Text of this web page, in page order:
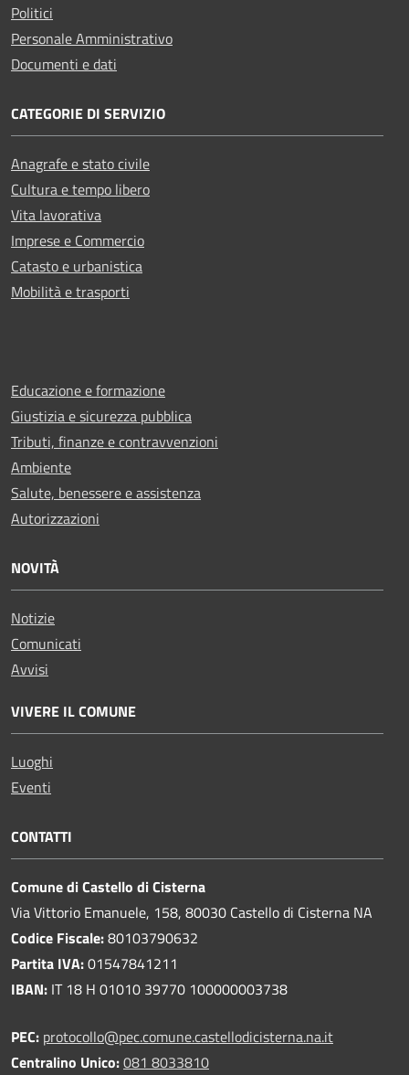
Politici
Personale Amministrativo
Documenti e dati
CATEGORIE DI SERVIZIO
Anagrafe e stato civile
Cultura e tempo libero
Vita lavorativa
Imprese e Commercio
Catasto e urbanistica
Mobilità e trasporti
Educazione e formazione
Giustizia e sicurezza pubblica
Tributi, finanze e contravvenzioni
Ambiente
Salute, benessere e assistenza
Autorizzazioni
NOVITÀ
Notizie
Comunicati
Avvisi
VIVERE IL COMUNE
Luoghi
Eventi
CONTATTI
Comune di Castello di Cisterna
Via Vittorio Emanuele, 158, 80030 Castello di Cisterna NA
Codice Fiscale:80103790632
Partita IVA:01547841211
IBAN: IT 18 H 01010 39770 100000003738
PEC: protocollo@pec.comune.castellodicisterna.na.it
Centralino Unico:081 8033810